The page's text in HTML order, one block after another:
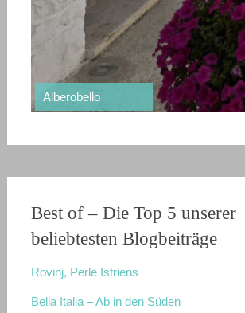
Südtirol
Alberobello
Bleder See
Matera
Vesuv
Pompeji
Unsere besuchten Campingplätze
Best of – Die Top 5 unserer
beliebtesten Blogbeiträge
Rovinj, Perle Istriens
Bella Italia – Ab in den Süden